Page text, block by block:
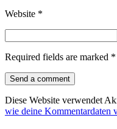
Website *
Required fields are marked *
Diese Website verwendet
wie deine Kommentardaten